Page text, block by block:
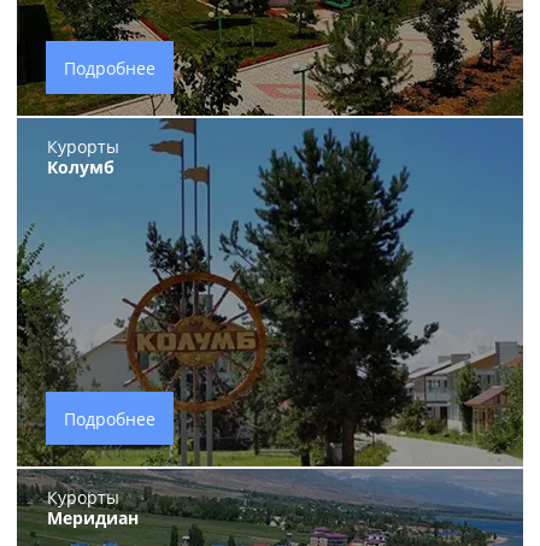
Подробнее
Курорты
Колумб
Подробнее
Курорты
Меридиан